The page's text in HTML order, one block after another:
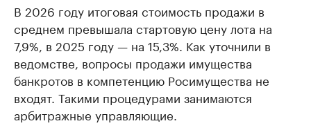
В 2026 году итоговая стоимость продажи в
среднем превышала стартовую цену лота на
7,9%, в 2025 году — на 15,3%. Как уточнили в
ведомстве, вопросы продажи имущества
банкротов в компетенцию Росимущества не
входят. Такими процедурами занимаются
арбитражные управляющие.